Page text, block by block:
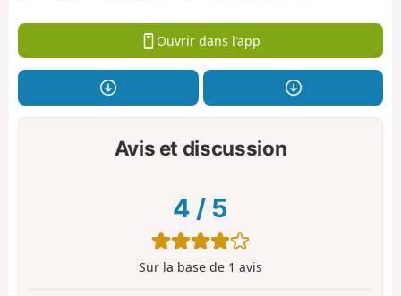
Ouvrir dans l'app
Avis et discussion
4 / 5
Sur la base de 1 avis